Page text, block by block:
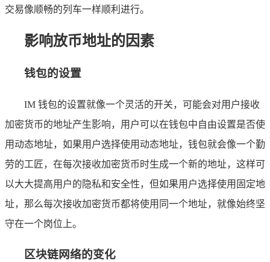
交易像顺畅的列车一样顺利进行。
影响放币地址的因素
钱包的设置
IM 钱包的设置就像一个灵活的开关，可能会对用户接收
加密货币的地址产生影响，用户可以在钱包中自由设置是否使
用动态地址，如果用户选择使用动态地址，钱包就会像一个勤
劳的工匠，在每次接收加密货币时生成一个新的地址，这样可
以大大提高用户的隐私和安全性，但如果用户选择使用固定地
址，那么每次接收加密货币都将使用同一个地址，就像始终坚
守在一个岗位上。
区块链网络的变化